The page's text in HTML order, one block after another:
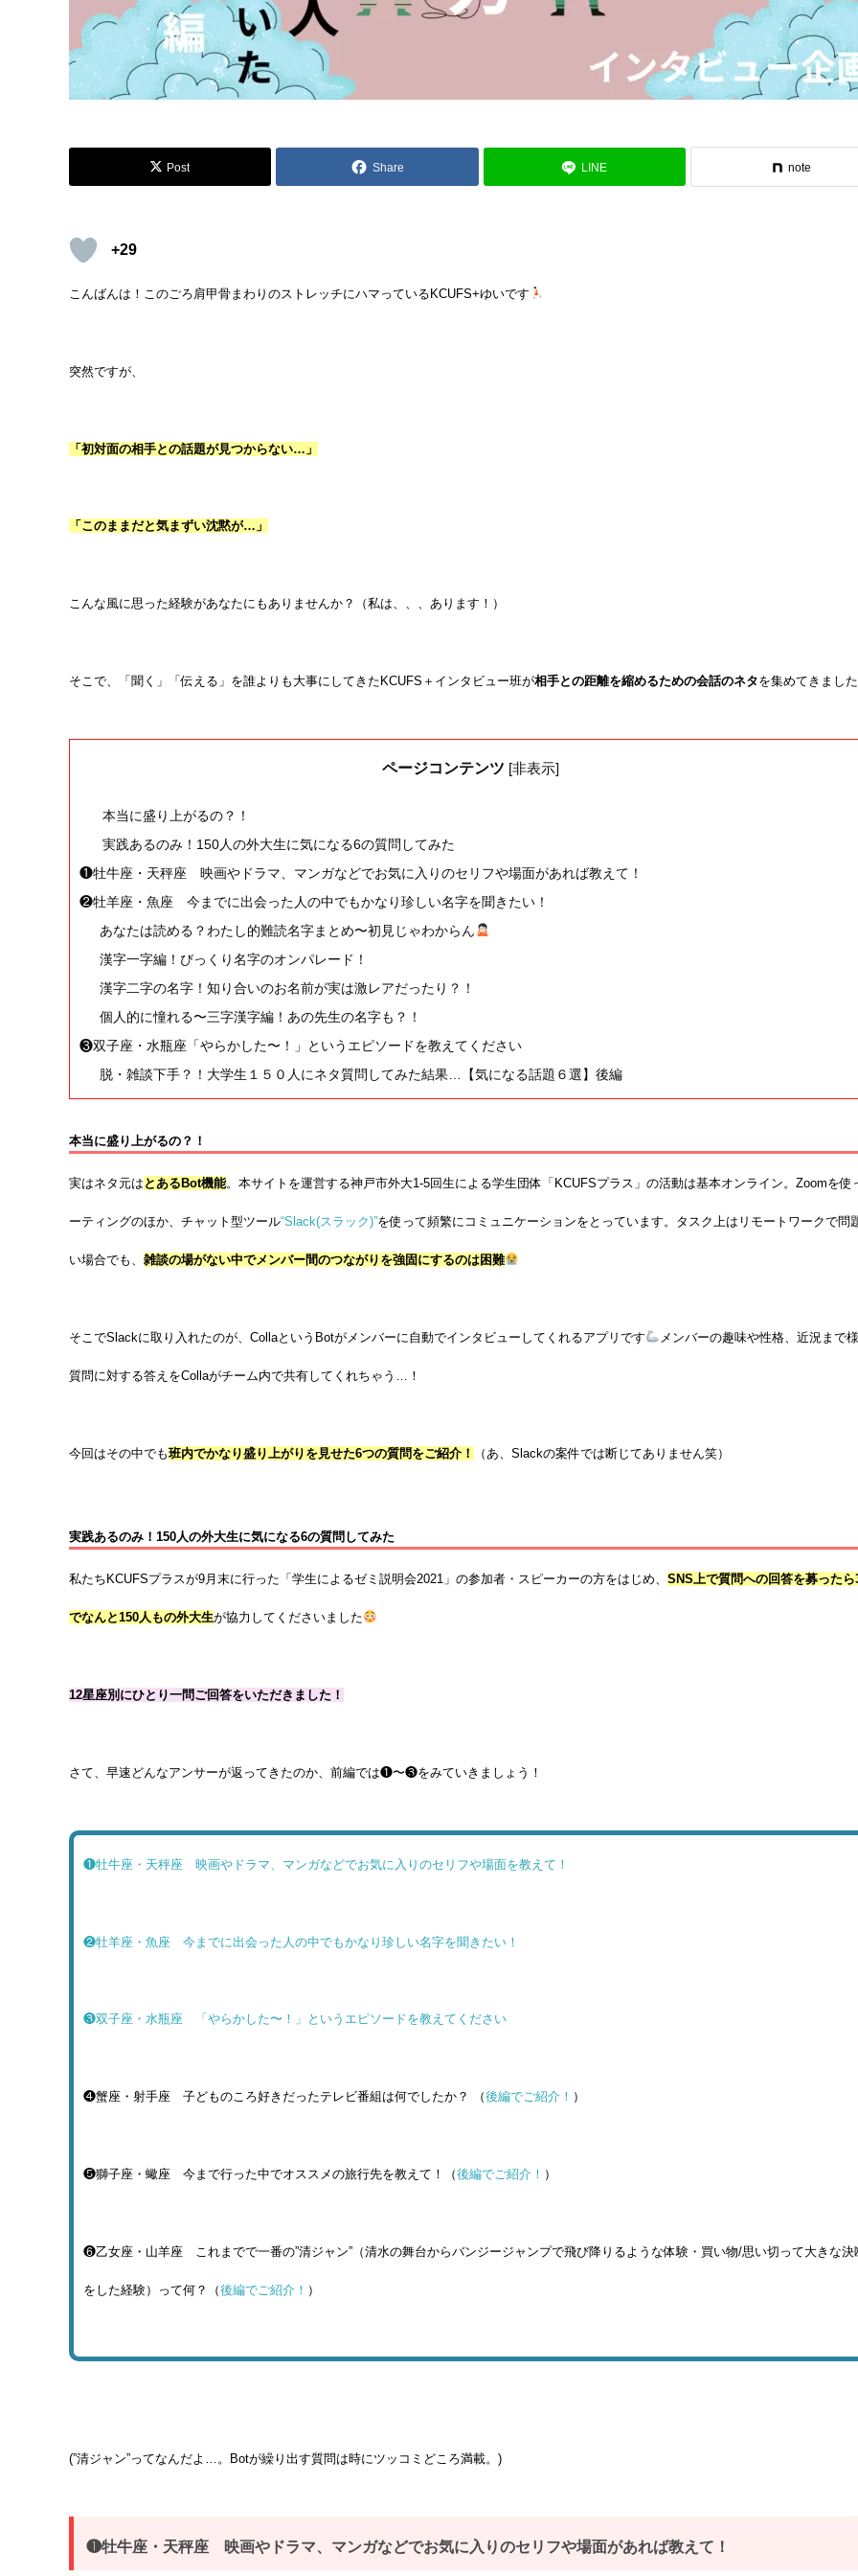
Post Share LINE note
+29
こんばんは！このごろ肩甲骨まわりのストレッチにハマっているKCUFS+ゆいです
突然ですが、
「初対面の相手との話題が見つからない… 」
「このままだと気まずい沈黙が… 」
こんな風に思った経験があなたにもありませんか？（私は、、、あります！）
そこで、「聞く」「伝える」を誰よりも大事にしてきたKCUFS＋インタビュー班が相手との距離を縮めるための会話のネタを集めてきまし
ページコンテンツ [非表示]
本当に盛り上がるの？！
実践あるのみ！150人の外大生に気になる6の質問してみた
❶牡牛座・天秤座 映画やドラマ、マンガなどでお気に入りのセリフや場面があれば教えて！
❷牡羊座・魚座 今までに出会った人の中でもかなり珍しい名字を聞きたい！
あなたは読める？わたし的難読名字まとめ〜初見じゃわからん
漢字一字編！びっくり名字のオンパレード！
漢字二字の名字！知り合いのお名前が実は激レアだったり？！
個人的に憧れる〜三字漢字編！あの先生の名字も？！
❸双子座・水瓶座「やらかした〜！」というエピソードを教えてください
脱・雑談下手？！大学生１５０人にネタ質問してみた結果…【気になる話題６選】後編
本当に盛り上がるの？！
実はネタ元は とある Bot機能。本サイトを運営する神戸市外大1-5回生による学生団体「KCUFSプラス」の活動は基本オンライン。Zoomを使
ーティングのほか、チャット型ツール“Slack(スラック)”を使って頻繁にコミュニケーションをとっています。タスク上はリモートワークで問
い場合でも、 雑談の場がない中でメンバー間のつながりを強固にするのは困難
そこでSlackに取り入れたのが、CollaというBotがメンバーに自動でインタビューしてくれるアプリです メンバーの趣味や性格、近況まで
質問に対する答えをCollaがチーム内で共有してくれちゃう…！
今回はその中でも班内でかなり盛り上がりを見せた6つの質問をご紹介！ （あ、Slackの案件では断じてありません笑）
実践あるのみ！150人の外大生に気になる6の質問してみた
私たちKCUFSプラスが9月末に行った「学生によるゼミ説明会2021」の参加者・スピーカーの方をはじめ、 SNS上で質問への回答を募ったら
でなんと150人もの外大生が協力してくださいました
12星座別にひとり一問ご回答をいただきました！
さて、早速どんなアンサーが返ってきたのか、前編では❶〜❸をみていきましょう！
❶牡牛座・天秤座 映画やドラマ、マンガなどでお気に入りのセリフや場面を教えて！
❷牡羊座・魚座 今までに出会った人の中でもかなり珍しい名字を聞きたい！
❸双子座・水瓶座 「やらかした〜！」というエピソードを教えてください
❹蟹座・射手座 子どものころ好きだったテレビ番組は何でしたか？ （後編でご紹介！ ）
❺獅子座・蠍座 今まで行った中でオススメの旅行先を教えて！（後編でご紹介！ ）
❻乙女座・山羊座 これまでで一番の”清ジャン”（清水の舞台からバンジージャンプで飛び降りるような体験・買い物/思い切って大きな決
をした経験）って何？（後編でご紹介！ ）
(”清ジャン”ってなんだよ…。Botが繰り出す質問は時にツッコミどころ満載。)
❶牡牛座・天秤座 映画やドラマ、マンガなどでお気に入りのセリフや場面があれば教えて！